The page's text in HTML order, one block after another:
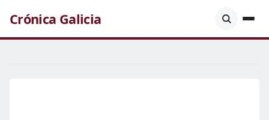
Crónica Galicia